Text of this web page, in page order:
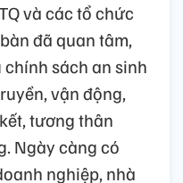
và các tổ chức
đã quan tâm,
sách an sinh
vận động,
tương thân
Ngày càng có
nghiệp, nhà